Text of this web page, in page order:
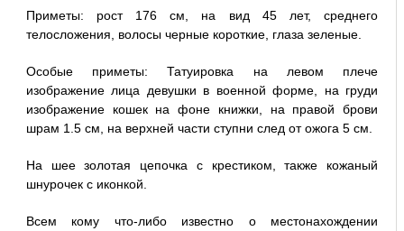
Приметы: рост 176 см, на вид 45 лет, среднего
телосложения, волосы черные короткие, глаза зеленые.
Особые приметы: Татуировка на левом плече
изображение лица девушки в военной форме, на груди
изображение кошек на фоне книжки, на правой брови
шрам 1.5 см, на верхней части ступни след от ожога 5 см.
На шее золотая цепочка с крестиком, также кожаный
шнурочек с иконкой.
Всем кому что-либо известно о местонахождении